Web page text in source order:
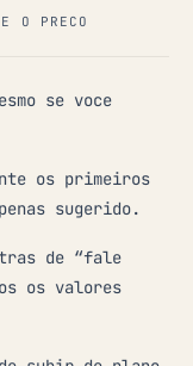
O PRECO
se voce
os primeiros
sugerido.
de “fale
os valores